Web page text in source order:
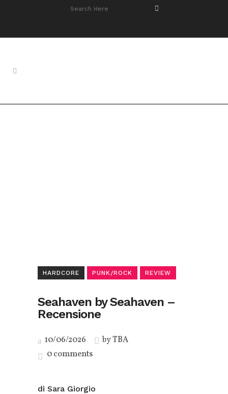
HARDCORE PUNK/ROCK REVIEW
Seahaven by Seahaven –
Recensione
10/06/2026 byTBA
0 comments
di Sara Giorgio